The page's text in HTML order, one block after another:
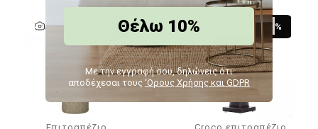
-10 %
Δείτε παρόμοια -15 %
Δείτε παρόμοια
Θέλω 10%
Με την εγγραφή σου, δηλώνεις ότι
αποδέχεσαι τους ‘Ορους Χρήσης και GDPR